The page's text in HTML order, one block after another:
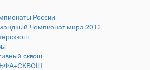
России
Чемпионат мира 2013
сквош